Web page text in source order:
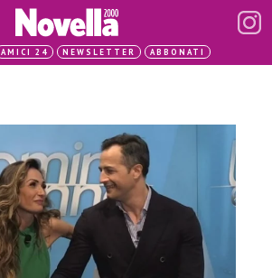
AMICI 24 NEWSLETTER ABBONATI